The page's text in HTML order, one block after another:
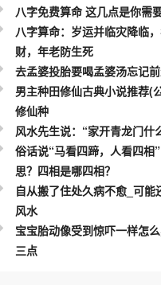
八字免费算命 这几点是你需
八字算命：岁运并临灾降临
财，年老防生死
去孟婆投胎要喝孟婆汤忘记
男主种田修仙古典小说推荐(
修仙种
风水先生说：“家开青龙门什
俗话说“马看四蹄，人看四相
思？四相是哪四相？
自从搬了住处久病不愈_可能
风水
宝宝胎动像受到惊吓一样怎
三点